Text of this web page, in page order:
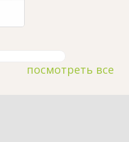
посмотреть все